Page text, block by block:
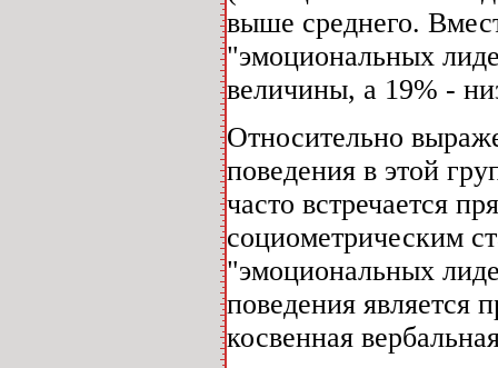
выше среднего.
"эмоциональных
величины, а 19% -
Относительно
поведения в этой
часто встречается
социометрическим
"эмоциональных
поведения является
косвенная